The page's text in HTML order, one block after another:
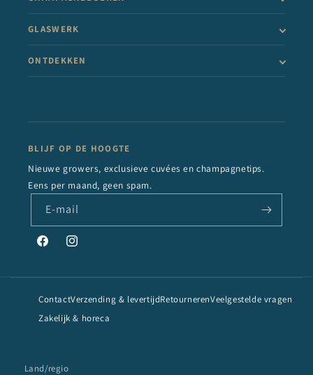
GLASWERK
ONTDEKKEN
BLIJF OP DE HOOGTE
Nieuwe growers, exclusieve cuvées en champagnetips.
Eens per maand, geen spam.
E‑mail
FacebookInstagram
ContactVerzending & levertijdRetournerenVeelgestelde vragen
Zakelijk & horeca
Land/regio